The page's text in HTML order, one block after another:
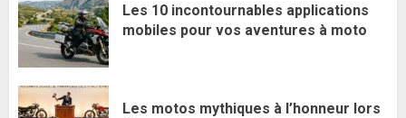
Les 10 incontournables applications
mobiles pour vos aventures à moto
Les motos mythiques à l’honneur lors